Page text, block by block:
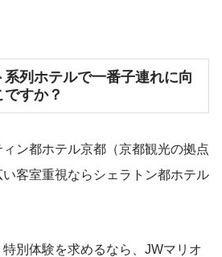
列ホテルで一番子連れに向
すか？
ン都ホテル京都（京都観光の拠点
客室重視ならシェラトン都ホテル
別体験を求めるなら、JWマリオ